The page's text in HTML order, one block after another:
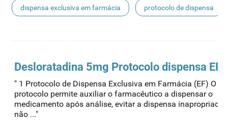
dispensa exclusiva em farmácia protocolo de dispensa
Desloratadina 5mg Protocolo dispensa EF
" 1 Protocolo de Dispensa Exclusiva em Farmácia (EF) O
protocolo permite auxiliar o farmacêutico a dispensar o
medicamento após análise, evitar a dispensa inapropriada
não ..."